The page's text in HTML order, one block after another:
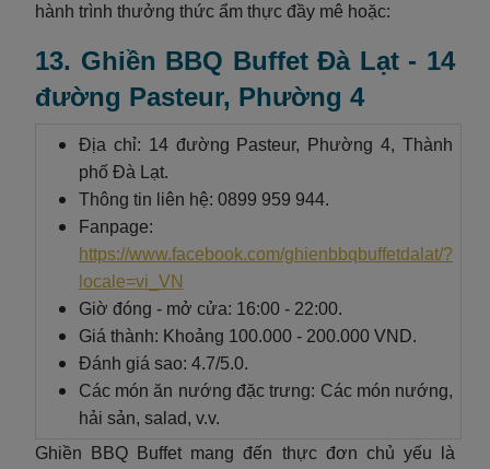
hành trình thưởng thức ẩm thực đầy mê hoặc:
13. Ghiền BBQ Buffet Đà Lạt - 14
đường Pasteur, Phường 4
Địa chỉ: 14 đường Pasteur, Phường 4, Thành
phố Đà Lạt.
Thông tin liên hệ: 0899 959 944.
Fanpage:
https://www.facebook.com/ghienbbqbuffetdalat/?
locale=vi_VN
Giờ đóng - mở cửa: 16:00 - 22:00.
Giá thành: Khoảng 100.000 - 200.000 VND.
Đánh giá sao: 4.7/5.0.
Các món ăn nướng đặc trưng: Các món nướng,
hải sản, salad, v.v.
Ghiền BBQ Buffet mang đến thực đơn chủ yếu là